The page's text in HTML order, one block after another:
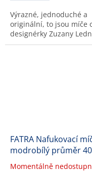
Výrazné, jednoduché a
originální, to jsou míče
designérky Zuzany
FATRA Nafukovací
modrobílý průměr
Průměrné
Momentálně